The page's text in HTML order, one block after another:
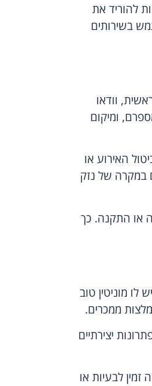
להוריד את
בשירותים
וודאו
ומיקום
האירוע או
במקרה של נזק
או התקנה. כך
מוניטין טוב
ממכרים.
יצירתיים
לבעיות או